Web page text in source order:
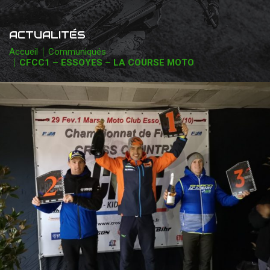
PHOTOS / WEB TV
PARTENAIRES
ACTUALITÉS
Accueil
Communiqués
CFCC1 – ESSOYES – LA COURSE MOTO